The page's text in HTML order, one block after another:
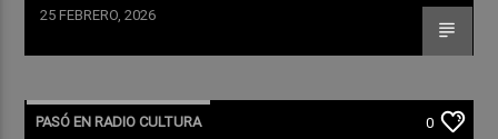
25 FEBRERO, 2026
PASÓ EN RADIO CULTURA 0